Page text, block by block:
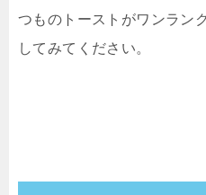
つものトーストがワンラン
してみてください。